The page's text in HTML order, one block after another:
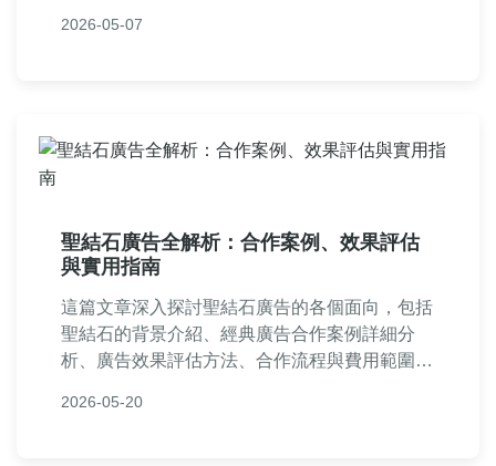
所有疑慮。
2026-05-07
聖結石廣告全解析：合作案例、效果評估
與實用指南
這篇文章深入探討聖結石廣告的各個面向，包括
聖結石的背景介紹、經典廣告合作案例詳細分
析、廣告效果評估方法、合作流程與費用範圍，
察，提供品牌方和行銷人員實用建議，幫助你了
2026-05-20